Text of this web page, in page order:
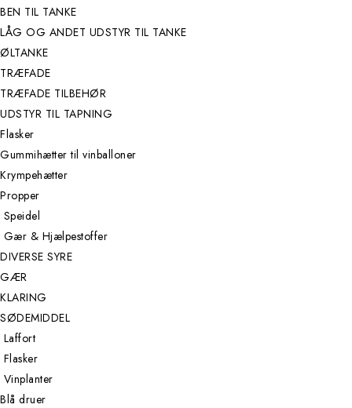
BEN TIL TANKE
LÅG OG ANDET UDSTYR TIL TANKE
ØLTANKE
TRÆFADE
TRÆFADE TILBEHØR
UDSTYR TIL TAPNING
Flasker
Gummihætter til vinballoner
Krympehætter
Propper
Speidel
Gær & Hjælpestoffer
DIVERSE SYRE
GÆR
KLARING
SØDEMIDDEL
Laffort
Flasker
Vinplanter
Blå druer